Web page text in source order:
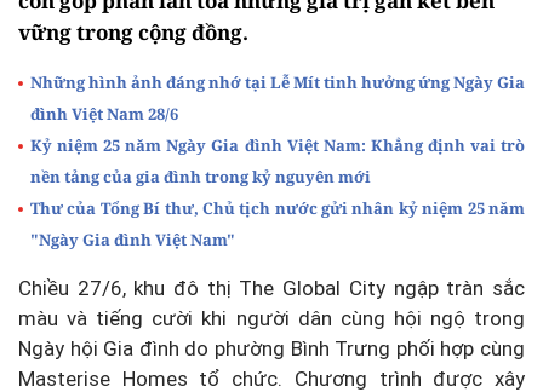
vững trong cộng đồng.
Những hình ảnh đáng nhớ tại Lễ Mít tinh hưởng ứng Ngày Gia
đình Việt Nam 28/6
Kỷ niệm 25 năm Ngày Gia đình Việt Nam: Khẳng định vai trò
nền tảng của gia đình trong kỷ nguyên mới
Thư của Tổng Bí thư, Chủ tịch nước gửi nhân kỷ niệm 25 năm
"Ngày Gia đình Việt Nam"
Chiều 27/6, khu đô thị The Global City ngập tràn sắc
màu và tiếng cười khi người dân cùng hội ngộ trong
Ngày hội Gia đình do phường Bình Trưng phối hợp cùng
Masterise Homes tổ chức. Chương trình được xây